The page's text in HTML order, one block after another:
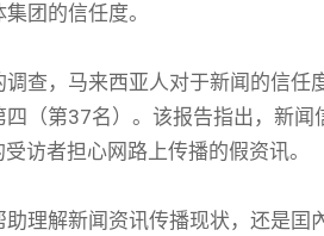
团的信任度。
查，马来西亚人对于新闻的信
四（第37名）。该报告指出，新
访者担心网路上传播的假资讯。
助理解新闻资讯传播现状，还是